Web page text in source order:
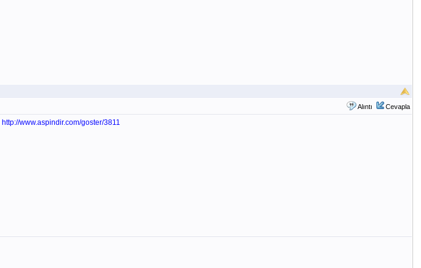
Alıntı Cevapla
http://www.aspindir.com/goster/3811